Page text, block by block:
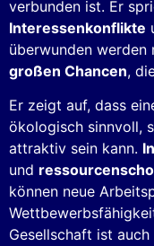
verbunden ist. Er
Interessenkonflikte
überwunden werden
großen Chancen,
Er zeigt auf, dass
ökologisch sinnvoll,
attraktiv sein kann.
und
können neue
Gesellschaft ist auch